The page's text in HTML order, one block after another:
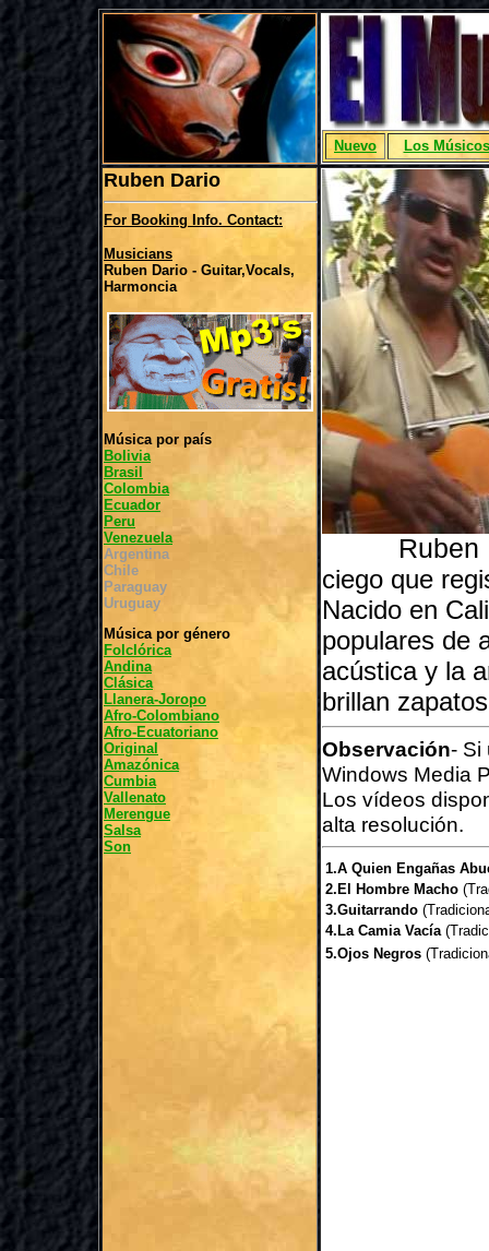
Nuevo Los Músicos
Ruben Dario
For Booking Info. Contact:
Musicians
Ruben Dario - Guitar,Vocals,
Harmoncia
Música por país
Bolivia
Brasil
Colombia
Ecuador
Peru
Venezuela
Argentina
Chile
Paraguay
Uruguay
Música por género
Folclórica
Andina
Clásica
Llanera-Joropo
Afro-Colombiano
Afro-Ecuatoriano
Original
Amazónica
Cumbia
Vallenato
Merengue
Salsa
Son
Ruben
ciego que
Nacido en
populares de
acústica y la
brillan
Observación- Si
Windows Media
Los vídeos
alta resolución.
1.A Quien Engañas
2.El Hombre Macho
3.Guitarrando
4.La Camia Vacía
5.Ojos Negros